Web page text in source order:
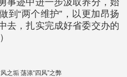
到“两个维护”，以更加昂扬
去，扎实完成好省委交办的
之垢 荡涤“四风”之弊